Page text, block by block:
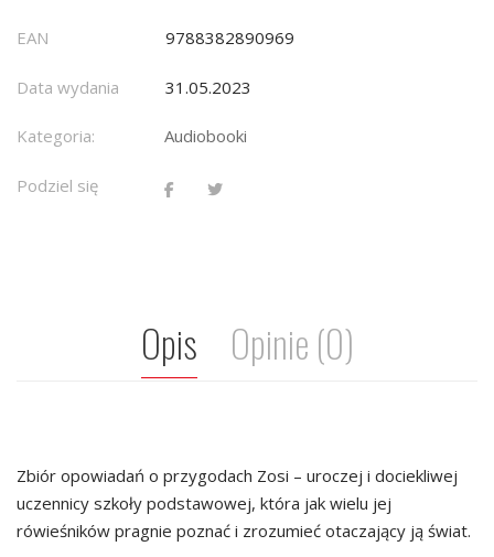
EAN 9788382890969
Data wydania 31.05.2023
Kategoria: Audiobooki
Podziel się
Opis Opinie (0)
Zbiór opowiadań o przygodach Zosi – uroczej i dociekliwej
uczennicy szkoły podstawowej, która jak wielu jej
rówieśników pragnie poznać i zrozumieć otaczający ją świat.